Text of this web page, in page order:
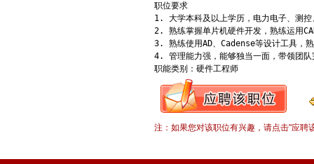
职位要求
1. 大学本科及以上学历，电力电子、测控
2. 熟练掌握单片机硬件开发，熟练运用
3. 熟练使用AD、Cadense等设计工具，
4. 管理能力强，能够独当一面，带领团队
职能类别：硬件工程师
注：如果您对该职位有兴趣，请点击"应聘